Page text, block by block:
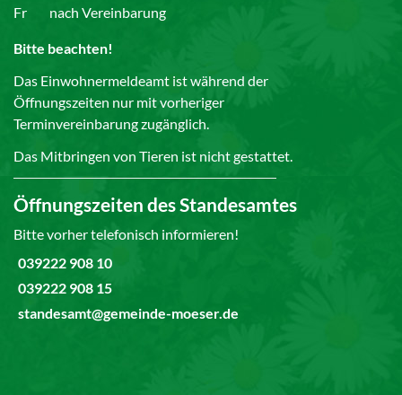
Fr
nach Vereinbarung
Bitte beachten!
Das Einwohnermeldeamt ist während der
Öffnungszeiten nur mit vorheriger
Terminvereinbarung zugänglich.
Das Mitbringen von Tieren ist nicht gestattet.
Öffnungszeiten des Standesamtes
Bitte vorher telefonisch informieren!
039222 908 10
039222 908 15
standesamt@gemeinde-moeser.de